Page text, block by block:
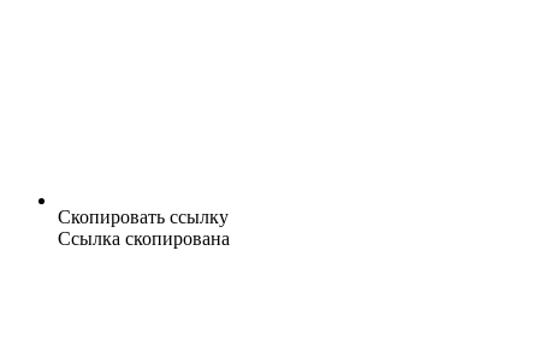
Скопировать ссылку
Ссылка скопирована